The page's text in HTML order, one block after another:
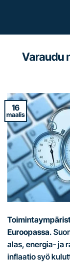
Varaudu
16
maalis
Euroopassa.
alas, energia- ja
inflaatio syö